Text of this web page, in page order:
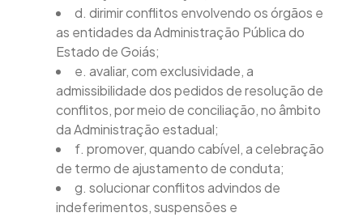
d. dirimir conflitos envolvendo os órgãos e
as entidades da Administração Pública do
Estado de Goiás;
e. avaliar, com exclusividade, a
admissibilidade dos pedidos de resolução de
conflitos, por meio de conciliação, no âmbito
da Administração estadual;
f. promover, quando cabível, a celebração
de termo de ajustamento de conduta;
g. solucionar conflitos advindos de
indeferimentos, suspensões e